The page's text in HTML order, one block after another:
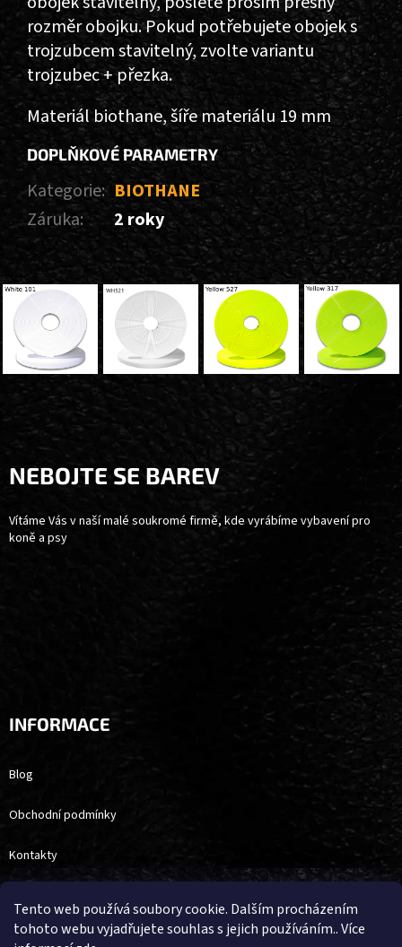
Tento web používá soubory cookie. Dalším procházením
tohoto webu vyjadřujete souhlas s jejich používáním.. Více
rozměr obojku. Pokud potřebujete obojek s
trojzubcem stavitelný, zvolte variantu
trojzubec + přezka.
Materiál biothane, šíře materiálu 19 mm
DOPLŇKOVÉ PARAMETRY
Kategorie: BIOTHANE
Záruka: 2 roky
ANEBOJTE SE BAREV
Vítáme Vás v naší malé soukromé firmě, kde vyrábíme vybavení pro
koně a psy
INFORMACE
Blog
Obchodní podmínky
Kontakty